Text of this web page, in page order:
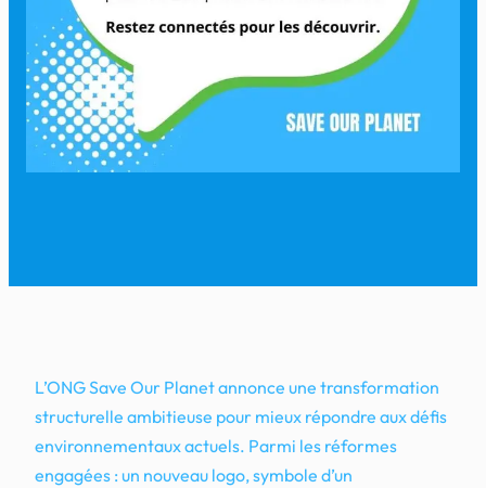
L’ONG Save Our Planet annonce une transformation
structurelle ambitieuse pour mieux répondre aux défis
environnementaux actuels. Parmi les réformes
engagées : un nouveau logo, symbole d’un